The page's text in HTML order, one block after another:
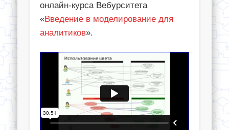
онлайн-курсаВебурситета
«Введение в моделирование для
аналитиков».